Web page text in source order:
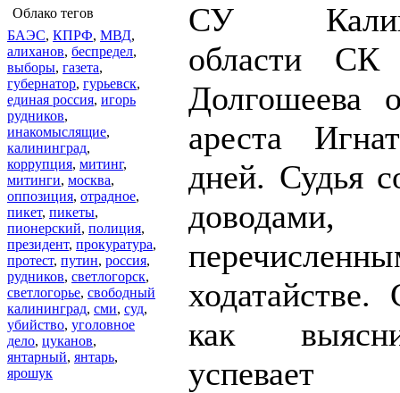
Облако тегов
БАЭС, КПРФ, МВД,
алиханов, беспредел,
выборы, газета,
губернатор, гурьевск,
единая россия, игорь
рудников,
инакомыслящие,
калининград,
коррупция, митинг,
митинги, москва,
оппозиция, отрадное,
пикет, пикеты,
пионерский, полиция,
президент, прокуратура,
протест, путин, россия,
рудников, светлогорск,
светлогорье, свободный
калининград, сми, суд,
убийство, уголовное
дело, цуканов,
янтарный, янтарь,
ярошук
СУ
области
Долгошеева
ареста
дней. Судья
доводами,
ходатайстве.
как
успевает